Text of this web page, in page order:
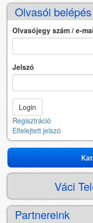
Olvasói belépés
Olvasójegy szám / e-
Jelszó
Regisztráció
Elfelejtett jelszó
Katalógus
kereső
Váci
Partnereink